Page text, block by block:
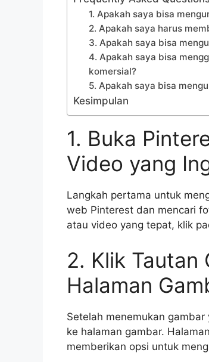
1. Apakah saya bisa
2. Apakah saya harus
3. Apakah saya bisa
4. Apakah saya bisa
komersial?
5. Apakah saya bisa
Kesimpulan
1. Buka
Video yang
Langkah pertama untuk
web Pinterest dan mencari
atau video yang tepat, klik
2. Klik Tautan
Halaman
Setelah menemukan
ke halaman gambar.
memberikan opsi untuk